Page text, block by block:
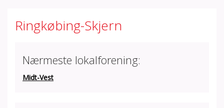
Ringkøbing-Skjern
Nærmeste lokalforening:
Midt-Vest